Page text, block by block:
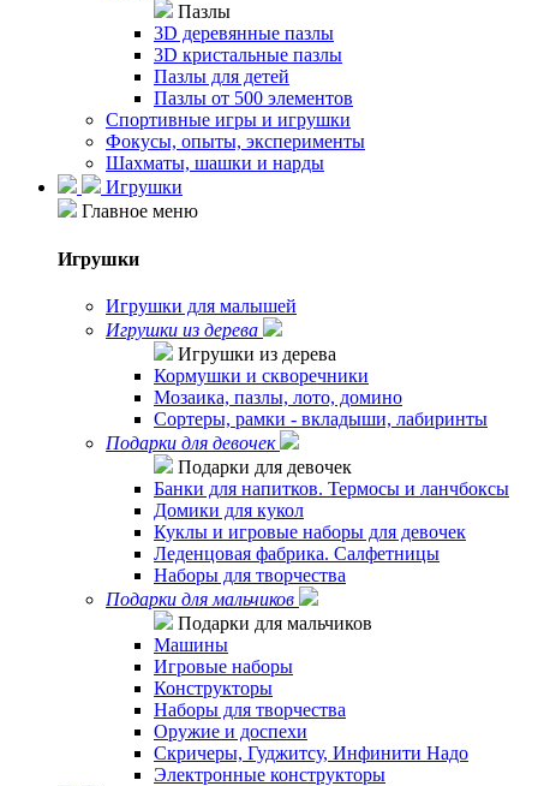
Пазлы
3D деревянные пазлы
3D кристальные пазлы
Пазлы для детей
Пазлы от 500 элементов
Спортивные игры и игрушки
Фокусы, опыты, эксперименты
Шахматы, шашки и нарды
Игрушки
Главное меню
Игрушки
Игрушки для малышей
Игрушки из дерева
Игрушки из дерева
Кормушки и скворечники
Мозаика, пазлы, лото, домино
Сортеры, рамки - вкладыши, лабиринты
Подарки для девочек
Подарки для девочек
Банки для напитков. Термосы и ланчбоксы
Домики для кукол
Куклы и игровые наборы для девочек
Леденцовая фабрика. Салфетницы
Наборы для творчества
Подарки для мальчиков
Подарки для мальчиков
Машины
Игровые наборы
Конструкторы
Наборы для творчества
Оружие и доспехи
Скричеры, Гуджитсу, Инфинити Надо
Электронные конструкторы